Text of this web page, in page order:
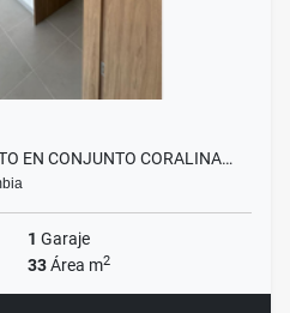
EN CONJUNTO CORALINA…
1 Garaje
33Área m2